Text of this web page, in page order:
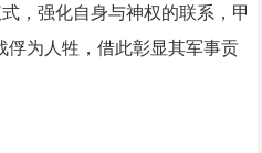
式，强化自身与神权的联系，甲
俘为人牲，借此彰显其军事贡